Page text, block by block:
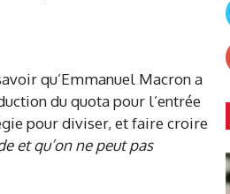
qu’Emmanuel Macron a
du quota pour l’entrée
pour diviser, et faire croire
et qu’on ne peut pas